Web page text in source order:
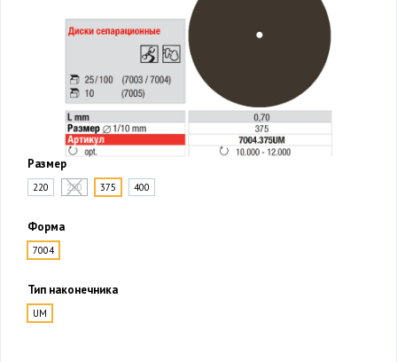
Размер
220 250 375 400
Форма
7004
Тип наконечника
UM